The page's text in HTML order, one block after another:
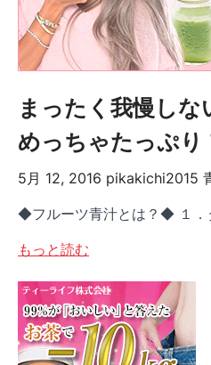
まったく我慢しな
めっちゃたっぷり
5月 12, 2016 pikakichi2015
◆フルーツ青汁とは？◆ １．
もっと読む